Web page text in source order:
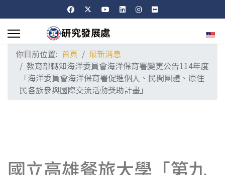
選擇
你目前位置: 首頁
最新消息
教育部轉知海洋委員會海洋保育署變更公告114年度
「海洋委員會海洋保育署促進個人、民間團體、原住
民各族參與國際交流活動獎助計畫」
國立高雄餐旅大學「第九